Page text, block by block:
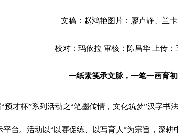
文稿：赵鸿艳图片：廖卢静、兰
校对：玛依拉 审核：陈昌华 上传：
一纸素笺承文脉，一笔一画育
“预才杯”系列活动之“笔墨传情，文化筑梦”汉字
台。活动以“以赛促练、以写育人”为宗旨，深